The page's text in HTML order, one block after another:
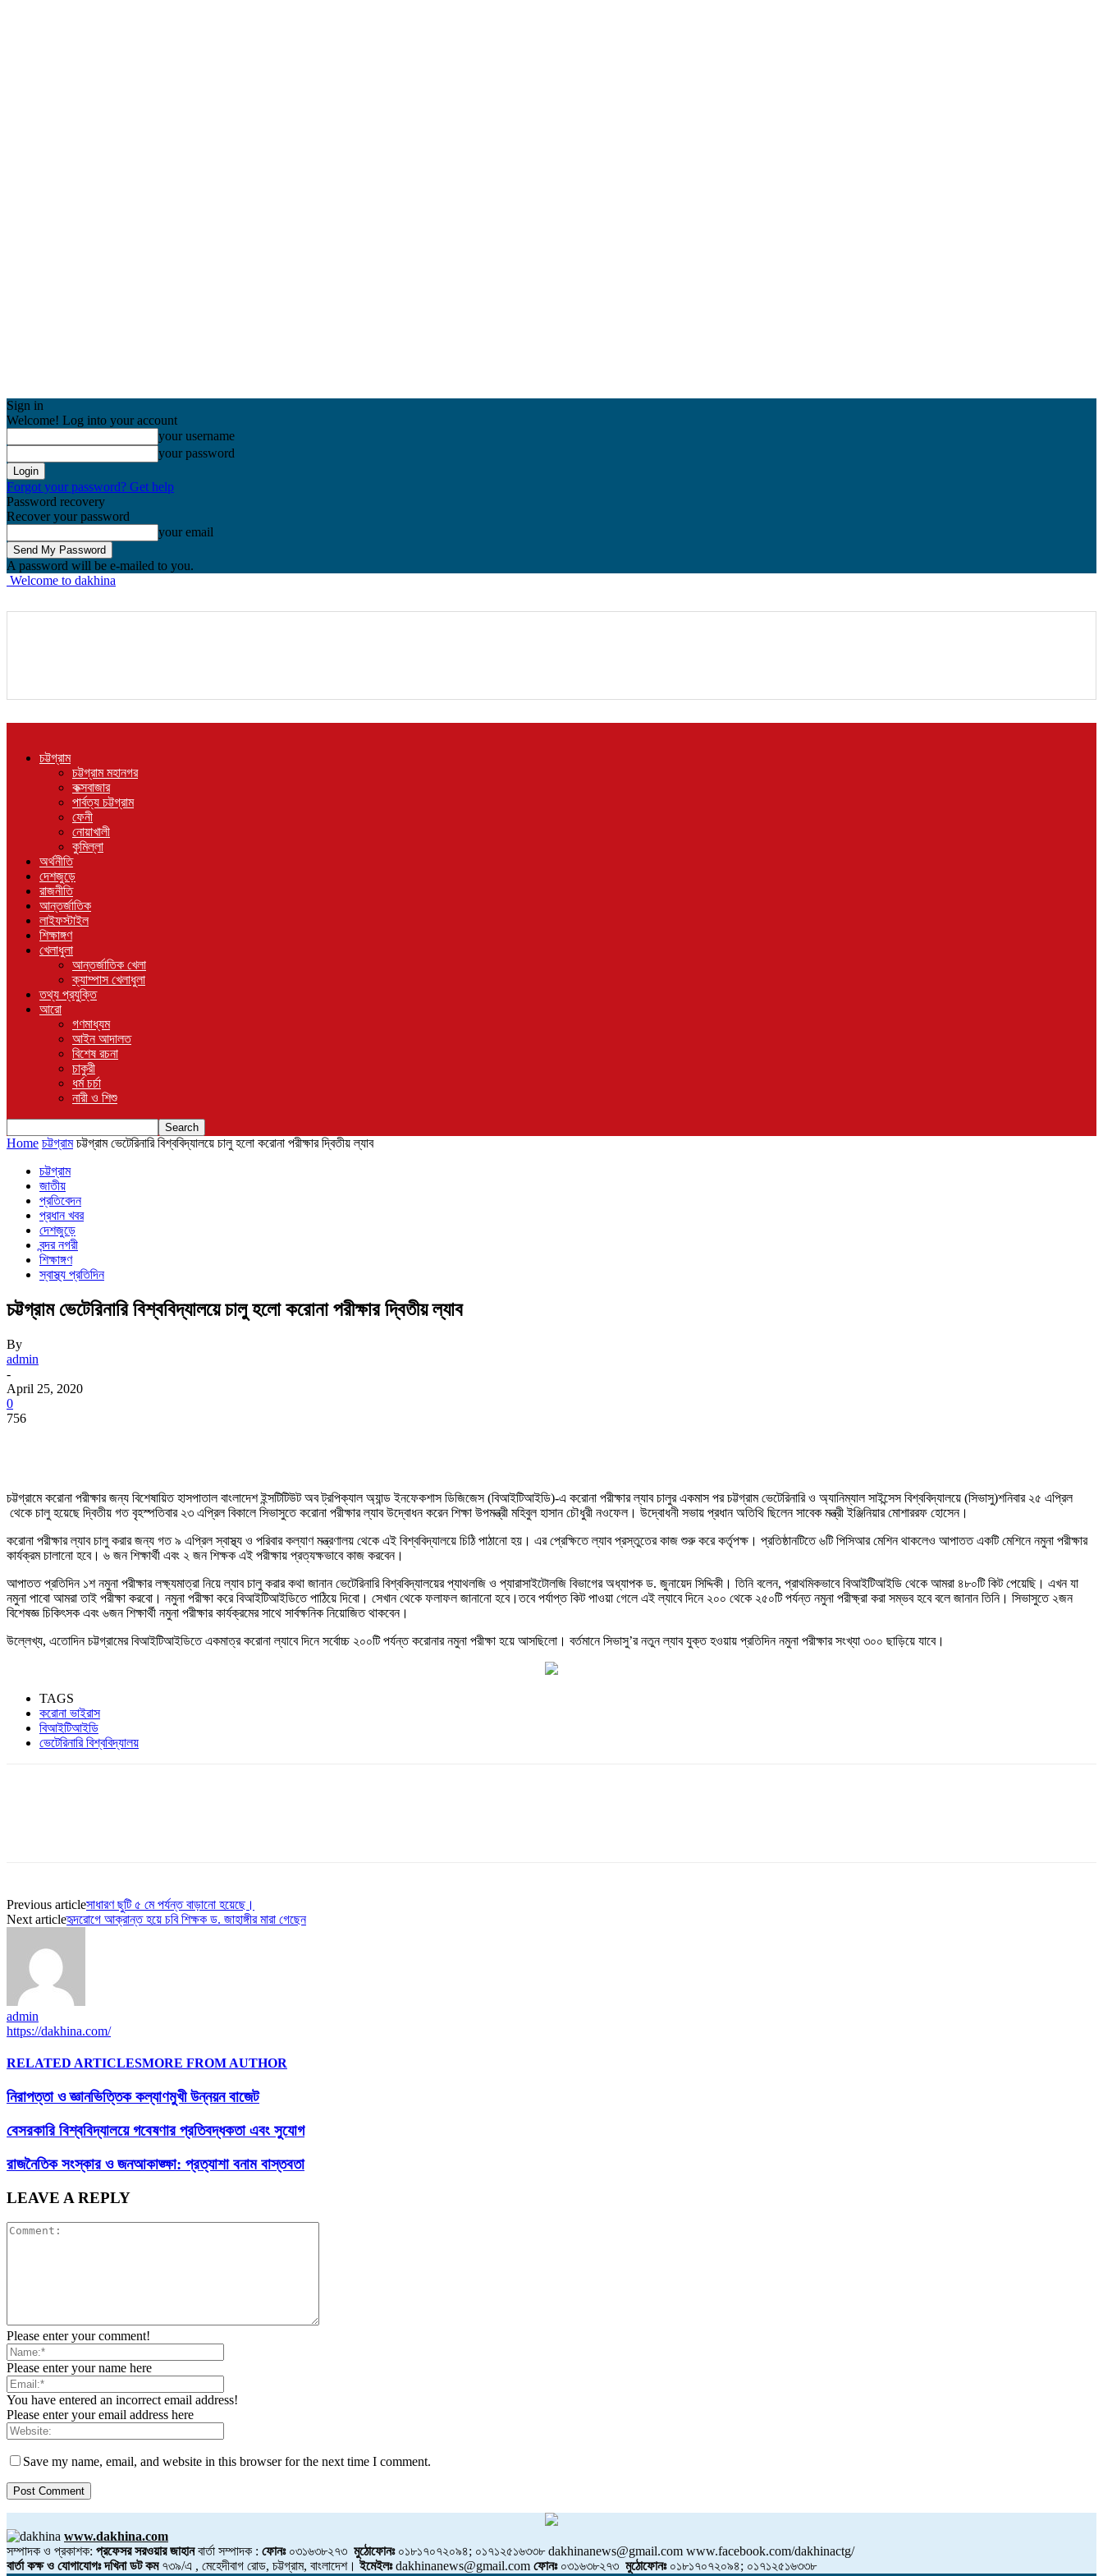
Sign in
Welcome! Log into your account
your username
your password
Forgot your password? Get help
Password recovery
Recover your password
your email
A password will be e-mailed to you.
Welcome to dakhina
চট্টগ্রাম
চট্টগ্রাম মহানগর
কক্সবাজার
পার্বত্য চট্টগ্রাম
ফেনী
নোয়াখালী
কুমিল্লা
অর্থনীতি
দেশজুড়ে
রাজনীতি
আন্তর্জাতিক
লাইফস্টাইল
শিক্ষাঙ্গণ
খেলাধুলা
আন্তর্জাতিক খেলা
ক্যাম্পাস খেলাধুলা
তথ্য প্রযুক্তি
আরো
গণমাধ্যম
আইন আদালত
বিশেষ রচনা
চাকুরী
ধর্ম চর্চা
নারী ও শিশু
Home চট্টগ্রাম চট্টগ্রাম ভেটেরিনারি বিশ্ববিদ্যালয়ে চালু হলো করোনা পরীক্ষার দ্বিতীয় ল্যাব
চট্টগ্রাম
জাতীয়
প্রতিবেদন
প্রধান খবর
দেশজুড়ে
বন্দর নগরী
শিক্ষাঙ্গণ
স্বাস্থ্য প্রতিদিন
চট্টগ্রাম ভেটেরিনারি বিশ্ববিদ্যালয়ে চালু হলো করোনা পরীক্ষার দ্বিতীয় ল্যাব
By
admin
-
April 25, 2020
0
756
চট্টগ্রামে করোনা পরীক্ষার জন্য বিশেষায়িত হাসপাতাল বাংলাদেশ ইন্সটিটিউট অব ট্রপিক্যাল অ্যান্ড ইনফেকশাস ডিজিজেস (বিআইটিআইডি)-এ করোনা পরীক্ষার ল্যাব চালুর একমাস পর চট্টগ্রাম ভেটেরিনারি ও অ্যানিম্যাল সাইন্সেস বিশ্ববিদ্যালয়ে (সিভাসু)শনিবার ২৫ এপ্রিল
থেকে চালু হয়েছে দ্বিতীয় গত বৃহস্পতিবার ২৩ এপ্রিল বিকালে সিভাসুতে করোনা পরীক্ষার ল্যাব উদ্বোধন করেন শিক্ষা উপমন্ত্রী মহিবুল হাসান চৌধুরী নওফেল। উদ্বোধনী সভায় প্রধান অতিথি ছিলেন সাবেক মন্ত্রী ইঞ্জিনিয়ার মোশাররফ হোসেন।
করোনা পরীক্ষার ল্যাব চালু করার জন্য গত ৯ এপ্রিল স্বাস্থ্য ও পরিবার কল্যাণ মন্ত্রণালয় থেকে এই বিশ্ববিদ্যালয়ে চিঠি পাঠানো হয়। এর প্রেক্ষিতে ল্যাব প্রস্তুতের কাজ শুরু করে কর্তৃপক্ষ। প্রতিষ্ঠানটিতে ৬টি পিসিআর মেশিন থাকলেও আপাতত একটি মেশিনে নমুনা পরীক্ষার
কার্যক্রম চালানো হবে। ৬ জন শিক্ষার্থী এবং ২ জন শিক্ষক এই পরীক্ষায় প্রত্যক্ষভাবে কাজ করবেন।
আপাতত প্রতিদিন ১শ নমুনা পরীক্ষার লক্ষ্যমাত্রা নিয়ে ল্যাব চালু করার কথা জানান ভেটেরিনারি বিশ্ববিদ্যালয়ের প্যাথলজি ও প্যারাসাইটোলজি বিভাগের অধ্যাপক ড. জুনায়েদ সিদ্দিকী। তিনি বলেন, প্রাথমিকভাবে বিআইটিআইডি থেকে আমরা ৪৮০টি কিট পেয়েছি। এখন যা
নমুনা পাবো আমরা তাই পরীক্ষা করবো। নমুনা পরীক্ষা করে বিআইটিআইডিতে পাঠিয়ে দিবো। সেখান থেকে ফলাফল জানানো হবে।তবে পর্যাপ্ত কিট পাওয়া গেলে এই ল্যাবে দিনে ২০০ থেকে ২৫০টি পর্যন্ত নমুনা পরীক্ষ্রা করা সম্ভব হবে বলে জানান তিনি। সিভাসুতে ২জন
বিশেষজ্ঞ চিকিৎসক এবং ৬জন শিক্ষার্থী নমুনা পরীক্ষার কার্যক্রমের সাথে সার্বক্ষনিক নিয়োজিত থাকবেন।
উল্লেখ্য, এতোদিন চট্টগ্রামের বিআইটিআইডিতে একমাত্র করোনা ল্যাবে দিনে সর্বোচ্চ ২০০টি পর্যন্ত করোনার নমুনা পরীক্ষা হয়ে আসছিলো। বর্তমানে সিভাসু’র নতুন ল্যাব যুক্ত হওয়ায় প্রতিদিন নমুনা পরীক্ষার সংখ্যা ৩০০ ছাড়িয়ে যাবে।
TAGS
করোনা ভাইরাস
বিআইটিআইডি
ভেটেরিনারি বিশ্ববিদ্যালয়
Previous articleসাধারণ ছুটি ৫ মে পর্যন্ত বাড়ানো হয়েছে।
Next articleহৃদরোগে আক্রান্ত হয়ে চবি শিক্ষক ড. জাহাঙ্গীর মারা গেছেন
admin
https://dakhina.com/
RELATED ARTICLESMORE FROM AUTHOR
নিরাপত্তা ও জ্ঞানভিত্তিক কল্যাণমুখী উন্নয়ন বাজেট
বেসরকারি বিশ্ববিদ্যালয়ে গবেষণার প্রতিবদ্ধকতা এবং সুযোগ
রাজনৈতিক সংস্কার ও জনআকাঙ্ক্ষা: প্রত্যাশা বনাম বাস্তবতা
LEAVE A REPLY
Please enter your comment!
Please enter your name here
You have entered an incorrect email address!
Please enter your email address here
Save my name, email, and website in this browser for the next time I comment.
www.dakhina.com
সম্পাদক ও প্রকাশক: প্রফেসর সরওয়ার জাহানবার্তা সম্পাদক : ফোনঃ০৩১৬৩৮২৭৩ মুঠোফোনঃ০১৮১৭০৭২০৯৪; ০১৭১২৫১৬৩৩৮ dakhinanews@gmail.com www.facebook.com/dakhinactg/
বার্তা কক্ষ ও যোগাযোগঃ দখিনা ডট কম৭৩৯/এ , মেহেদীবাগ রোড, চট্টগ্রাম, বাংলাদেশ।ইমেইলঃdakhinanews@gmail.com ফোনঃ০৩১৬৩৮২৭৩ মুঠোফোনঃ০১৮১৭০৭২০৯৪; ০১৭১২৫১৬৩৩৮